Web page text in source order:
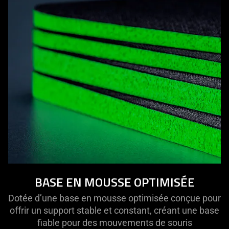
BASE EN MOUSSE OPTIMISÉE
Dotée d’une base en mousse optimisée conçue pour
offrir un support stable et constant, créant une base
fiable pour des mouvements de souris